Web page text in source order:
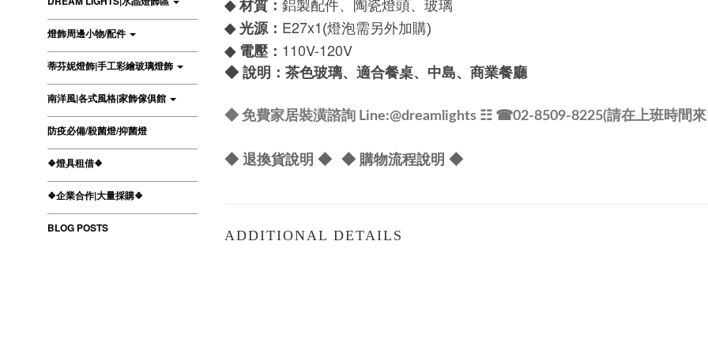
燈飾周邊小物/配件
蒂芬妮燈飾|手工彩繪玻璃燈飾
南洋風|各式風格|家飾傢俱館
防疫必備/殺菌燈/抑菌燈
❖燈具租借❖
❖企業合作|大量採購❖
BLOG POSTS
◆ 材質： 鋁製配件、陶瓷燈頭、玻璃
◆ 光源： E27x1 (燈泡需另外加購)
◆ 電壓： 110V-120V
◆ 說明：茶色玻璃、適合餐桌、中島、商業餐廳
◆ 免費家居裝潢諮詢 Line:@dreamlights ☷ ☎02-8509-8225(請在上班時間
◆ 退換貨說明 ◆ ◆ 購物流程說明 ◆
ADDITIONAL DETAILS